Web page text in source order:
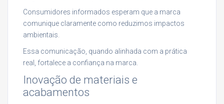
Consumidores informados esperam que a marca
comunique claramente como reduzimos impactos
ambientais.
Essa comunicação, quando alinhada com a prática
real, fortalece a confiança na marca.
Inovação de materiais e
acabamentos